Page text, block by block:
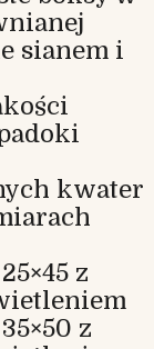
sianem i
kwater
z
z